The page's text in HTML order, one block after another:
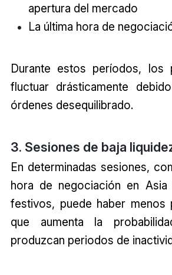
apertura del mercado
La última hora de
Durante estos períodos, los
fluctuar drásticamente
órdenes desequilibrado.
3. Sesiones de baja
En determinadas sesiones,
hora de negociación en
festivos, puede haber menos
que aumenta la
produzcan periodos de